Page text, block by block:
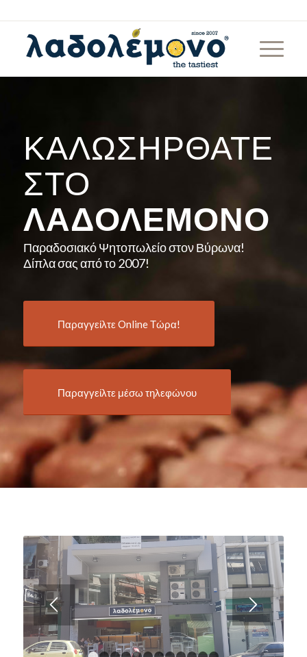
ΚΑΛΩΣΉΡΘΑΤΕ
ΣΤΟ
ΛΑΔΟΛΈΜΟΝΟ
Παραδοσιακό Ψητοπωλείο στον Βύρωνα!
Δίπλα σας από το 2007!
Παραγγείλτε Online Τώρα!
Παραγγείλτε μέσω τηλεφώνου